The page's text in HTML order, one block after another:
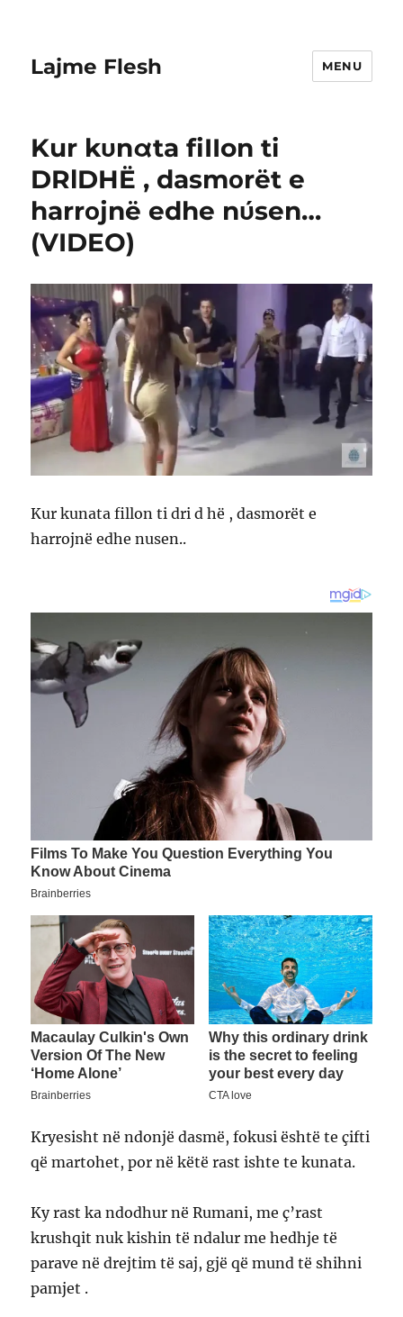
Lajme Flesh MENU
Kur kυnαta fiIIon ti
DRlDHË , dasmοrët e
harrοjnë edhe nύsen…
(VIDEO)
Kur kunata fillon ti dri d hë , dasmorët e
harrojnë edhe nusen..
Kryesisht në ndonjë dasmë, fokusi është te çifti
që martohet, por në këtë rast ishte te kunata.
Ky rast ka ndodhur në Rumani, me ç’rast
krushqit nuk kishin të ndalur me hedhje të
parave në drejtim të saj, gjë që mund të shihni
pamjet .